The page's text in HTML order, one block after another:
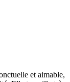
et aimable,